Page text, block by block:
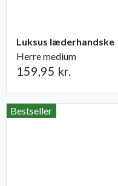
Luksus læderhandske
Herre medium
159,95 kr.
Bestseller